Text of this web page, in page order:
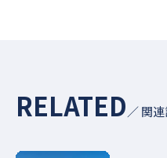
RELATED／ 関